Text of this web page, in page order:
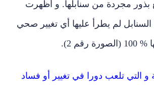
مجردة من سنابلها. و أظهرت
لم يطرأ عليها أي تغيير صحي
تلعب دورا في تغيير أو فساد